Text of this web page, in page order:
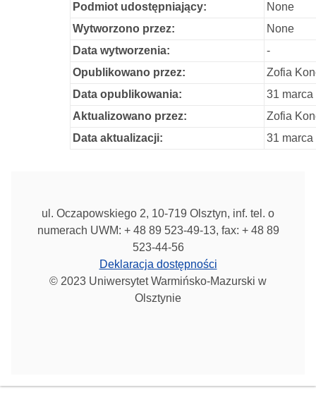
Podmiot udostępniający:
None
Wytworzono przez:
None
Data wytworzenia:
-
Opublikowano przez:
Zofia
Data opublikowania:
31
Aktualizowano przez:
Zofia
Data aktualizacji:
31
ul. Oczapowskiego 2, 10-719 Olsztyn, inf. tel. o
numerach UWM: + 48 89 523-49-13, fax: + 48 89
523-44-56
Deklaracja dostępności
© 2023 Uniwersytet Warmińsko-Mazurski w
Olsztynie